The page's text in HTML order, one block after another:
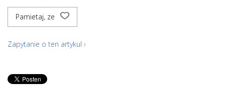
Pamietaj, ze
Zapytanie o ten artykul ›